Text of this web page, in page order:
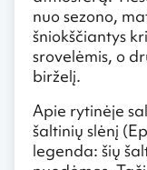
nuo sezono,
šniokščiantys
srovelėmis, o
birželį.
Apie rytinėje
šaltinių slėnį
legenda: šių